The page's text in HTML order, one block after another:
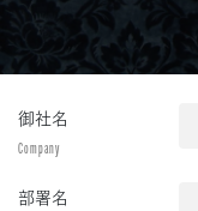
御社名
Company
部署名